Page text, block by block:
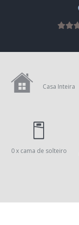
Casa Inteira
0 x cama de solteiro